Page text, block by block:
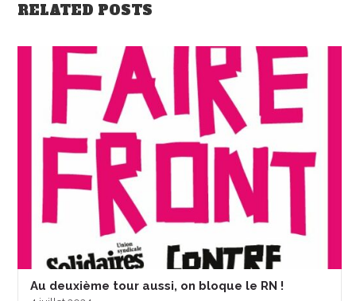
RELATED POSTS
Au deuxième tour aussi, on bloque le RN !